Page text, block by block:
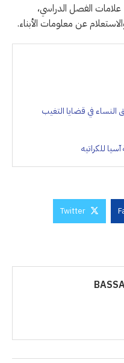
الفصل الدراسي،
عن معلومات الأبناء.
النساء في قضايا التغيب
للكراتيه
Twitter